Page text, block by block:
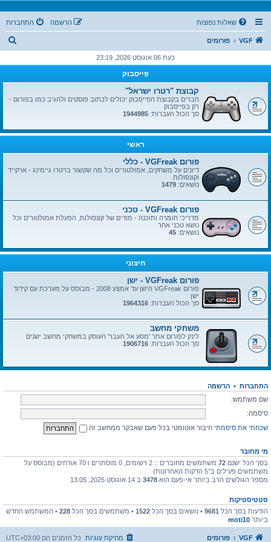
שאלות נפוצות התחברות הרשמה
VGF פורומים
ו
כעת 06 אוגוסט 2026, 23:19
פייסבוק
קבוצת "רטרו ישראל"
חברים בקבוצת הפייסבוק יכולים לכתוב פוסטים ולהגיב כמו בפורום -
רק בפייסבוק
סך הכול העברות: 1944985
ראשי
פורום VGFreak - כללי
דיונים על משחקים, אמולטורים וכל מה שקשור ברטרו גיימינג - ארקייד
וקונסולות
נושאים: 1479
פורום VGFreak - טכני
מדריכי חומרה ותוכנה - מודים של קונסולות, הפעלת אמולטורים וכל
נושא טכני אחר
נושאים: 45
חיצוני
פורום VGFreak - ישן
פורום VGFreak הישן עד אמצע 2008 - מבוסס על מערכת עם קידוד
ישן
סך הכול העברות: 1964316
משחקי מחשב
לינק לפורום אתר 'מסע אל העבר' העוסק במשחקי מחשב ישנים
סך הכול העברות: 1906716
התחברות • הרשמה
שם משתמש:
סיסמה:
שכחתי את סיסמתי חיבור אוטומטי בכל פעם שאבקר ממחשב זה
מי מחובר
בסך הכל ישנם 72
משתמשים מחוברים :: 2 רשומים, 0 מוסתרים ו 70 אורחים (מבוסס על
משתמשים פעילים ב־5 הדקות האחרונות)
מספר הגולשים הרב ביותר אי-פעם הוא 3478 ב 14 אוגוסט 2025, 13:05
סטטיסטיקות
הודעות בסך הכל 9681 • נושאים בסך הכל 1522 • משתמשים בסך הכל 228 • המשתמש החדש
ביותר moti10
VGF פורומים כל הזמנים הם UTC+03:00 מחיקת עוגיות